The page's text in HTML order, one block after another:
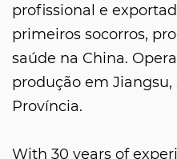
profissional e
primeiros socorros,
saúde na China.
produção em
Província.
With 30 years of